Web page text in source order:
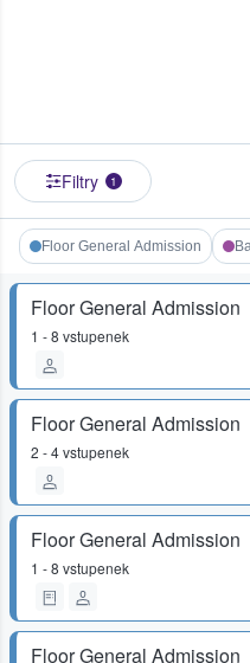
Filtry 1
Floor General Admission
Floor General Admission
1 - 8 vstupenek
Floor General Admission
2 - 4 vstupenek
Floor General Admission
1 - 8 vstupenek
Floor General Admission